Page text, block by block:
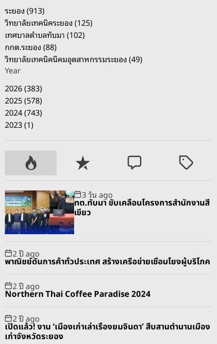
ระยอง (913)
วิทยาลัยเทคนิคระยอง (125)
เทศบาลตำบลทับมา (102)
กกต.ระยอง (88)
วิทยาลัยเทคนิคนิคมอุตสาหกรรมระยอง (49)
Year
2026 (383)
2025 (578)
2024 (743)
2023 (1)
P
o
u
l
a
r
R
e
e
n
C
o
m
e
T
g
e
3 วัน ago
ทต.ทับมา ขับเคลื่อนโครงการสำนักงานสี
เขียว
2 ปี ago
พาณิชย์ดันการค้าทั่วประเทศ สร้างเครือข่ายเชื่อมโยงผู้บริโภค
2 ปี ago
Northern Thai Coffee Paradise 2024
2 ปี ago
เปิดแล้ว! งาน ‘เมืองเก่าเล่าเรื่องยมจินดา’ สืบสานตำนานเมือง
เก่าจังหวัดระยอง